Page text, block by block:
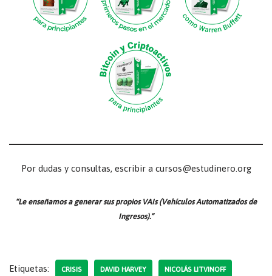
Por dudas y consultas, escribir a cursos@estudinero.org
“Le enseñamos a generar sus propios VAIs (Vehículos Automatizados de
Ingresos).”
Etiquetas: CRISIS DAVID HARVEY NICOLÁS LITVINOFF